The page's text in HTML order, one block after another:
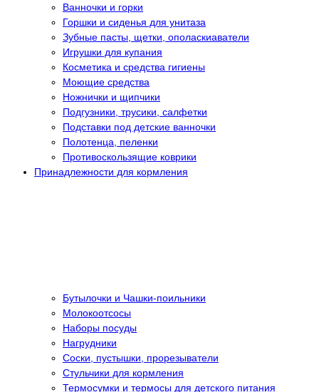
Ванночки и горки
Горшки и сиденья для унитаза
Зубные пасты, щетки, ополаскиаватели
Игрушки для купания
Косметика и средства гигиены
Моющие средства
Ножнички и щипчики
Подгузники, трусики, салфетки
Подставки под детские ванночки
Полотенца, пеленки
Противоскользящие коврики
Принадлежности для кормления
Бутылочки и Чашки-поильники
Молокоотсосы
Наборы посуды
Нагрудники
Соски, пустышки, прорезыватели
Стульчики для кормления
Термосумки и термосы для детского питания